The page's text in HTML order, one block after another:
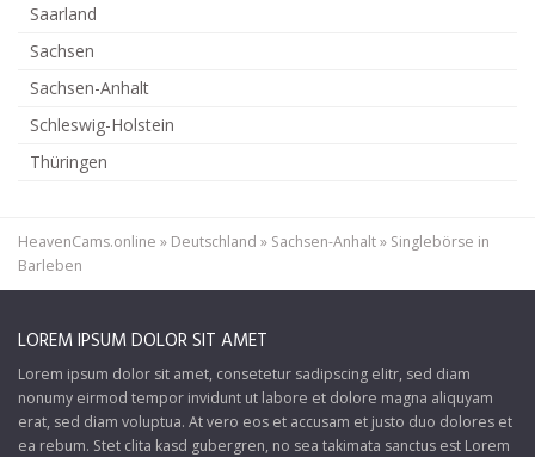
Saarland
Sachsen
Sachsen-Anhalt
Schleswig-Holstein
Thüringen
HeavenCams.online » Deutschland » Sachsen-Anhalt» Singlebörse in
Barleben
LOREM IPSUM DOLOR SIT AMET
Lorem ipsum dolor sit amet, consetetur sadipscing elitr, sed diam
nonumy eirmod tempor invidunt ut labore et dolore magna aliquyam
erat, sed diam voluptua. At vero eos et accusam et justo duo dolores et
ea rebum. Stet clita kasd gubergren, no sea takimata sanctus est Lorem